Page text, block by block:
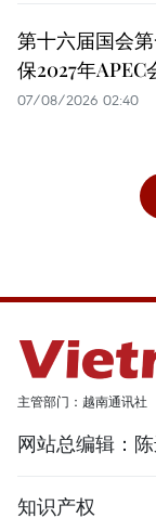
第十六届国会
保2027年
07/08/2026 02:40
主管部门：越南通讯社
网站总编辑：
知识产权